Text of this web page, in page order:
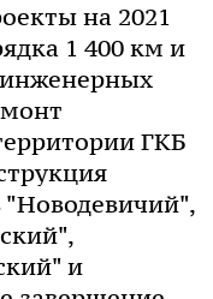
на 2021
1 400 км и
ГКБ
"Новодевичий",
и